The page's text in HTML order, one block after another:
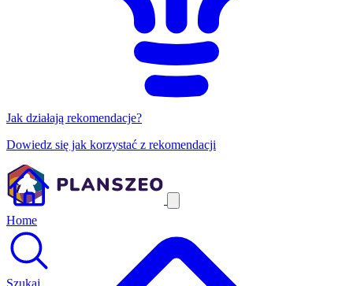
Jak działają rekomendacje?
Dowiedz się jak korzystać z rekomendacji
Home
Szukaj